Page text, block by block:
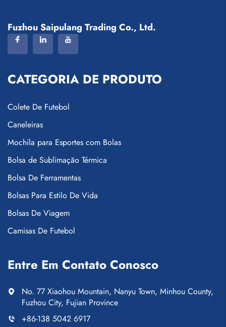
Fuzhou Saipulang Trading Co., Ltd.
CATEGORIA DE PRODUTO
Colete De Futebol
Caneleiras
Mochila para Esportes com Bolas
Bolsa de Sublimação Térmica
Bolsa De Ferramentas
Bolsas Para Estilo De Vida
Bolsas De Viagem
Camisas De Futebol
Entre Em Contato Conosco
No. 77 Xiaohou Mountain, Nanyu Town, Minhou County,
Fuzhou City, Fujian Province
+86-138 5042 6917